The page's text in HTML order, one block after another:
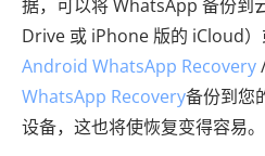
据，可以将 WhatsApp 备份
Drive 或 iPhone 版的 iCloud）
Android WhatsApp Recovery
WhatsApp Recovery备份到您
设备，这也将使恢复变得容易。